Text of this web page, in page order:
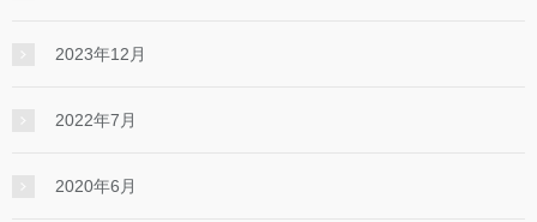
2023年12月
2022年7月
2020年6月